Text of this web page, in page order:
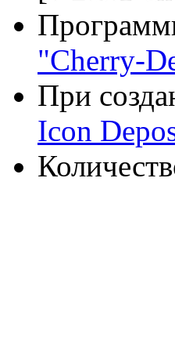
"Cherry-
При
Icon